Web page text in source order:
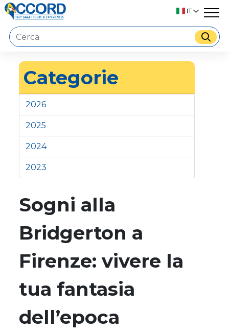
IT
Sogni alla
Bridgerton a
Firenze: vivere la
tua fantasia
dell’epoca
Categorie
2026
2025
2024
2023